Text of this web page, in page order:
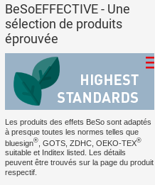
BeSoEFFECTIVE - Une
sélection de produits
éprouvée
Les produits des effets BeSo sont adaptés
à presque toutes les normes telles que
bluesign® , GOTS, ZDHC, OEKO-TEX®
suitable et Inditex listed. Les détails
peuvent être trouvés sur la page du produit
respectif.